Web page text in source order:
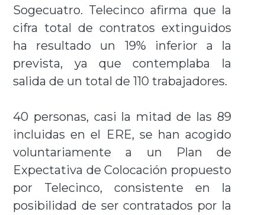
Sogecuatro. Telecinco afirma que la
cifra total de contratos extinguidos
ha resultado un 19% inferior a la
prevista, ya que contemplaba la
salida de un total de 110 trabajadores.
40 personas, casi la mitad de las 89
incluidas en el ERE, se han acogido
voluntariamente a un Plan de
Expectativa de Colocación propuesto
por Telecinco, consistente en la
posibilidad de ser contratados por la